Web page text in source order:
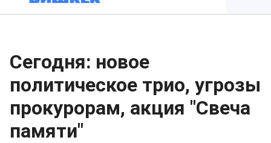
Сегодня: новое
политическое трио, угрозы
прокурорам, акция "Свеча
памяти"